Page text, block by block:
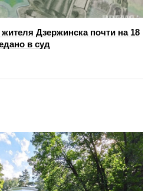
Дзержинска почти на 18
в суд